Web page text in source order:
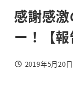
感謝感
ー！【報
投稿日2019年5月20日